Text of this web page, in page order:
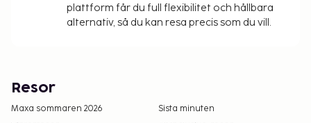
plattform får du full flexibilitet och hållbara
alternativ, så du kan resa precis som du vill.
Resor
Maxa sommaren 2026
Sista minuten